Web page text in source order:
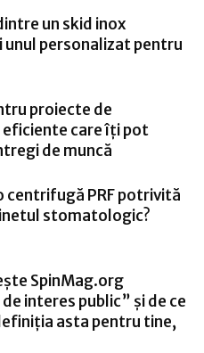
un skid inox
unul personalizat pentru
proiecte de
care îți pot
de muncă
centrifugă PRF potrivită
stomatologic?
SpinMag.org
interes public” și de ce
asta pentru tine,